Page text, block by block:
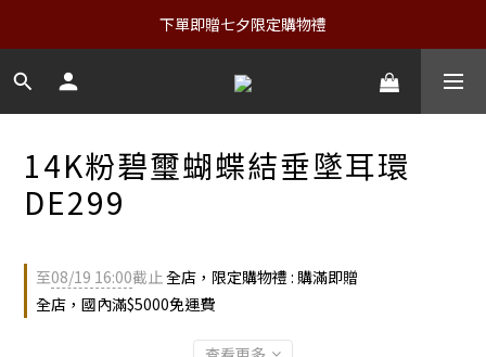
下單即贈七夕限定購物禮
14K粉碧璽蝴蝶結垂墜耳環
DE299
至08/19 16:00截止全店，限定購物禮 : 購滿即贈
全店，國內滿$5000免運費